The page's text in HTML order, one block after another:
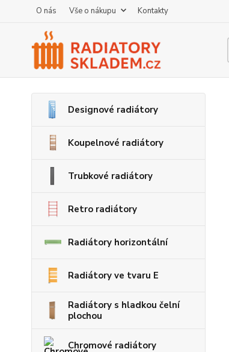
O nás Vše o nákupu Kontakty
Designové radiátory
Koupelnové radiátory
Trubkové radiátory
Retro radiátory
Radiátory horizontální
Radiátory ve tvaru E
Radiátory s hladkou čelní
plochou
Chromové radiátory